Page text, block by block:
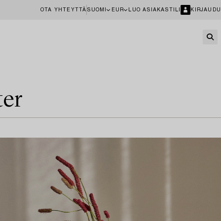
OTA YHTEYTTÄ SUOMI EUR LUO ASIAKASTILI KIRJAUDU